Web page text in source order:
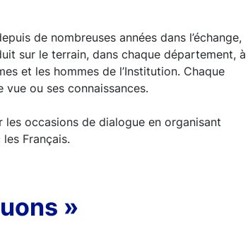
de nombreuses années dans l’échange,
sur le terrain, dans chaque département, à
et les hommes de l’Institution. Chaque
ou ses connaissances.
les occasions de dialogue en organisant
Français.
»